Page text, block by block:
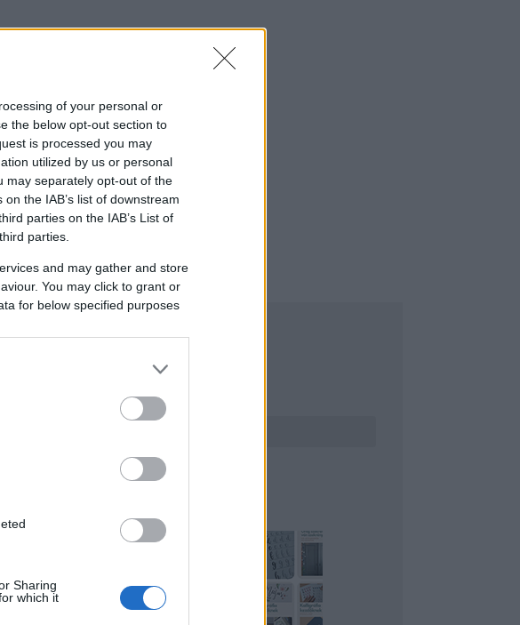
of your personal or
the below opt-out section to
is processed you may
utilized by us or personal
may separately opt-out of the
the IAB’s list of downstream
parties on the IAB’s List of
parties.
and may gather and store
You may click to grant or
for below specified purposes
Sharing
which it
KERESÉS